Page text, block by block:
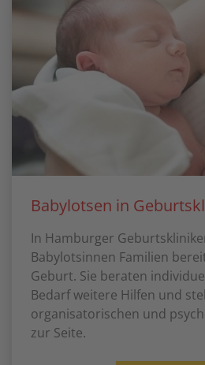
Babylotsen in
In Hamburger
Babylotsinnen Familien
Geburt. Sie beraten
Bedarf weitere Hilfen und
organisatorischen und
zur Seite.